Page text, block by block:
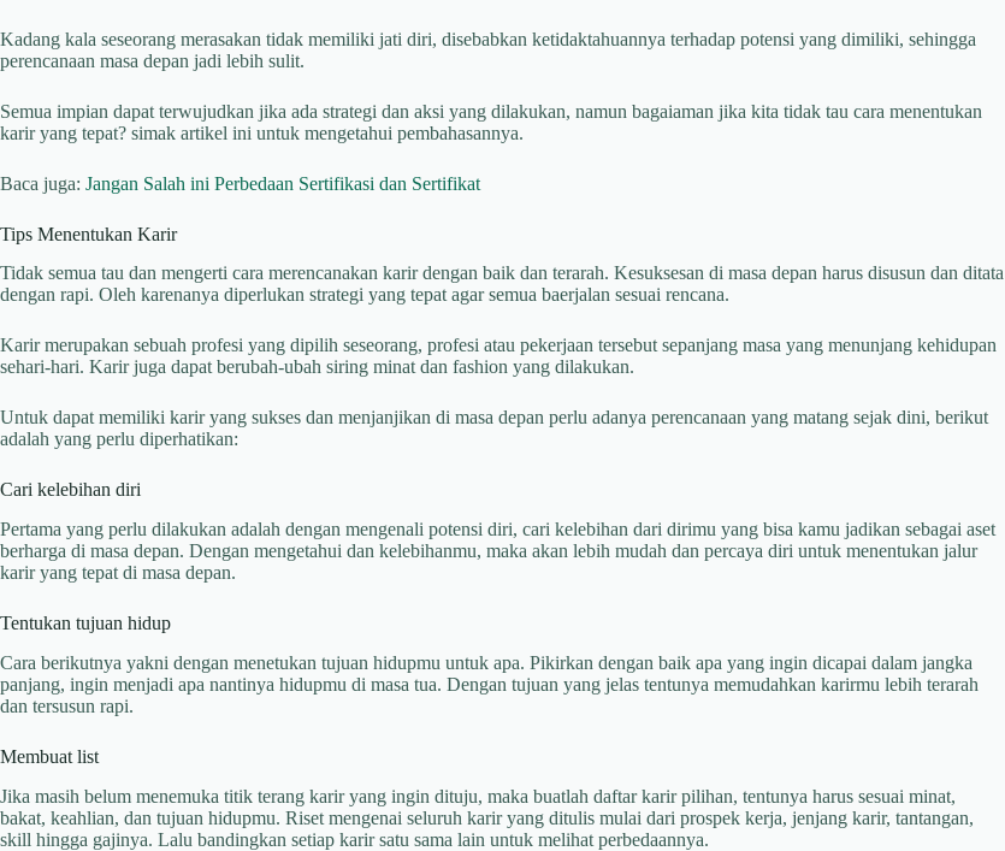
Kadang kala seseorang merasakan tidak memiliki jati diri, disebabkan ketidaktahuannya terhadap potensi yang dimiliki, sehingga
perencanaan masa depan jadi lebih sulit.
Semua impian dapat terwujudkan jika ada strategi dan aksi yang dilakukan, namun bagaiaman jika kita tidak tau cara menentukan
karir yang tepat? simak artikel ini untuk mengetahui pembahasannya.
Baca juga: Jangan Salah ini Perbedaan Sertifikasi dan Sertifikat
Tips Menentukan Karir
Tidak semua tau dan mengerti cara merencanakan karir dengan baik dan terarah. Kesuksesan di masa depan harus disusun dan ditata
dengan rapi. Oleh karenanya diperlukan strategi yang tepat agar semua baerjalan sesuai rencana.
Karir merupakan sebuah profesi yang dipilih seseorang, profesi atau pekerjaan tersebut sepanjang masa yang menunjang kehidupan
sehari-hari. Karir juga dapat berubah-ubah siring minat dan fashion yang dilakukan.
Untuk dapat memiliki karir yang sukses dan menjanjikan di masa depan perlu adanya perencanaan yang matang sejak dini, berikut
adalah yang perlu diperhatikan:
Cari kelebihan diri
Pertama yang perlu dilakukan adalah dengan mengenali potensi diri, cari kelebihan dari dirimu yang bisa kamu jadikan sebagai aset
berharga di masa depan. Dengan mengetahui dan kelebihanmu, maka akan lebih mudah dan percaya diri untuk menentukan jalur
karir yang tepat di masa depan.
Tentukan tujuan hidup
Cara berikutnya yakni dengan menetukan tujuan hidupmu untuk apa. Pikirkan dengan baik apa yang ingin dicapai dalam jangka
panjang, ingin menjadi apa nantinya hidupmu di masa tua. Dengan tujuan yang jelas tentunya memudahkan karirmu lebih terarah
dan tersusun rapi.
Membuat list
Jika masih belum menemuka titik terang karir yang ingin dituju, maka buatlah daftar karir pilihan, tentunya harus sesuai minat,
bakat, keahlian, dan tujuan hidupmu. Riset mengenai seluruh karir yang ditulis mulai dari prospek kerja, jenjang karir, tantangan,
skill hingga gajinya. Lalu bandingkan setiap karir satu sama lain untuk melihat perbedaannya.